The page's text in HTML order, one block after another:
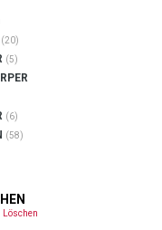
(20)
(5)
(6)
(58)
Löschen